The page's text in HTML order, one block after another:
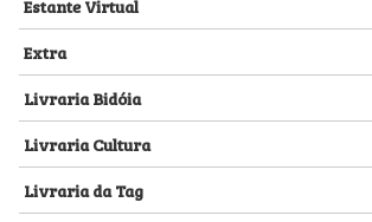
Estante Virtual
Extra
Livraria Bidóia
Livraria Cultura
Livraria da Tag